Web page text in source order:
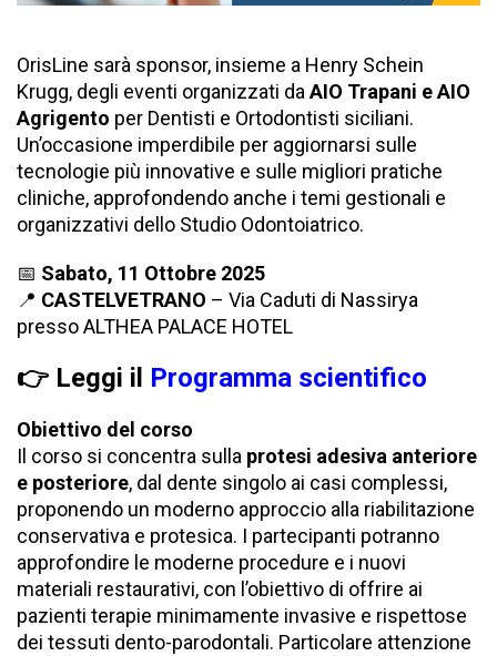
OrisLine sarà sponsor, insieme a Henry Schein
Krugg, degli eventi organizzati da AIO Trapani e AIO
Agrigento per Dentisti e Ortodontisti siciliani.
Un’occasione imperdibile per aggiornarsi sulle
tecnologie più innovative e sulle migliori pratiche
cliniche, approfondendo anche i temi gestionali e
organizzativi dello Studio Odontoiatrico.
📅 Sabato, 11 Ottobre 2025
📍 CASTELVETRANO – Via Caduti di Nassirya
pressoALTHEA PALACE HOTEL
👉 Leggi il Programma scientifico
Obiettivo del corso
Il corso si concentra sulla protesi adesiva anteriore
e posteriore, dal dente singolo ai casi complessi,
proponendo un moderno approccio alla riabilitazione
conservativa e protesica. I partecipanti potranno
approfondire le moderne procedure e i nuovi
materiali restaurativi, con l’obiettivo di offrire ai
pazienti terapie minimamente invasive e rispettose
dei tessuti dento-parodontali. Particolare attenzione